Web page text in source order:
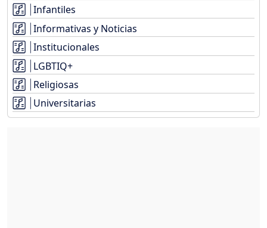
Infantiles
Informativas y Noticias
Institucionales
LGBTIQ+
Religiosas
Universitarias